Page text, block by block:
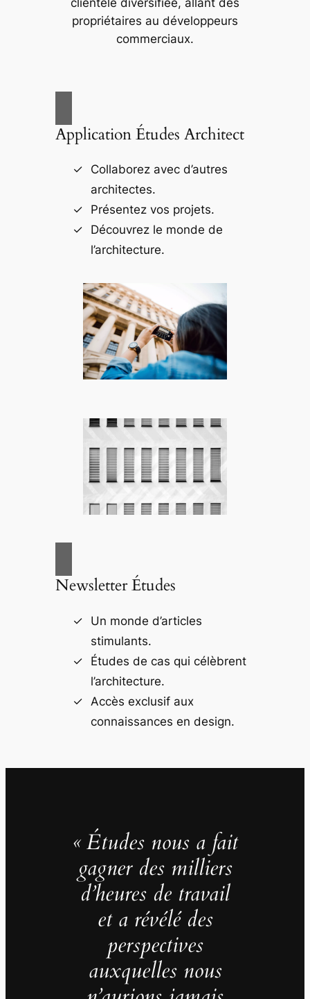
clientèle diversifiée, allant des
propriétaires au développeurs
commerciaux.
Application Études Architect
Collaborez avec d’autres
architectes.
Présentez vos projets.
Découvrez le monde de
l’architecture.
Newsletter Études
Un monde d’articles
stimulants.
Études de cas qui célèbrent
l’architecture.
Accès exclusif aux
connaissances en design.
« Études nous a fait
gagner des milliers
d’heures de travail
et a révélé des
perspectives
auxquelles nous